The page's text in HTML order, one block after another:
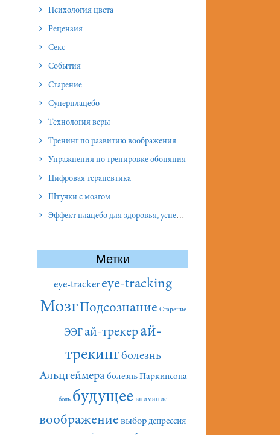
Психология цвета
Рецензия
Секс
События
Старение
Суперплацебо
Технология веры
Тренинг по развитию воображения
Упражнения по тренировке обоняния
Цифровая терапевтика
Штучки с мозгом
Эффект плацебо для здоровья, успеха и отношений
Метки
eye-tracker eye-tracking
МозгПодсознание Старение
ЭЭГай-трекерай-
трекингболезнь
Альцгеймера болезнь Паркинсона
боль будущее внимание
воображение выбор депрессия